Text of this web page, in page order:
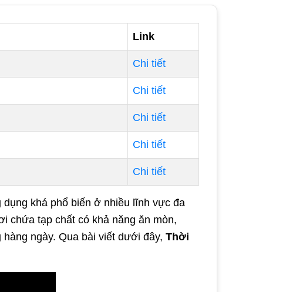
Link
Chi tiết
Chi tiết
Chi tiết
Chi tiết
Chi tiết
khá phổ biến ở nhiều lĩnh vực đa
chứa tạp chất có khả năng ăn mòn,
ngày. Qua bài viết dưới đây, Thời